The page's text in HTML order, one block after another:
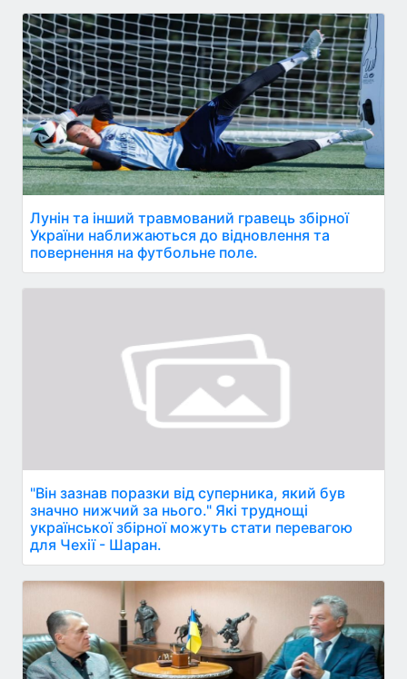
Лунін та інший травмований гравець збірної
України наближаються до відновлення та
повернення на футбольне поле.
"Він зазнав поразки від суперника, який був
значно нижчий за нього." Які труднощі
української збірної можуть стати перевагою
для Чехії - Шаран.